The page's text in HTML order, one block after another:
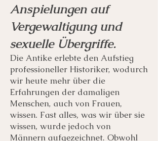
Anspielungen auf
Vergewaltigung und
sexuelle Übergriffe.
Die Antike erlebte den Aufstieg
professioneller Historiker, wodurch
wir heute mehr über die
Erfahrungen der damaligen
Menschen, auch von Frauen,
wissen. Fast alles, was wir über sie
wissen, wurde jedoch von
Männern aufgezeichnet. Obwohl